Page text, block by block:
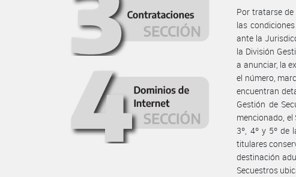
Por tratarse
las
ante la
la División
a anunciar, la
el número,
encuentran
Gestión de
mencionado, el
3º, 4º y 5º de
titulares
destinación
Secuestros